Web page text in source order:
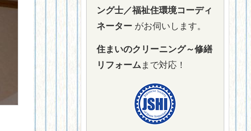
ング士／福祉住環境コーディ
ネーター がお伺いします。
住まいのクリーニング～修繕
リフォーム まで対応！